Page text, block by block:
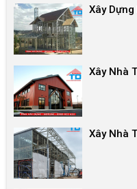
Xây
Xây Nhà
Xây Nhà